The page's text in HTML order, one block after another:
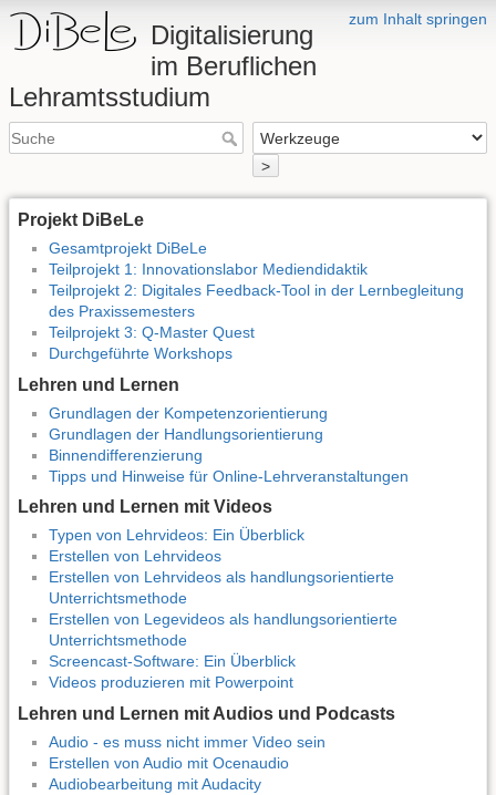
zum Inhalt springen
Digitalisierung
im Beruflichen
Lehramtsstudium
>
Projekt DiBeLe
Gesamtprojekt DiBeLe
Teilprojekt 1: Innovationslabor Mediendidaktik
Teilprojekt 2: Digitales Feedback-Tool in der Lernbegleitung
des Praxissemesters
Teilprojekt 3: Q-Master Quest
Durchgeführte Workshops
Lehren und Lernen
Grundlagen der Kompetenzorientierung
Grundlagen der Handlungsorientierung
Binnendifferenzierung
Tipps und Hinweise für Online-Lehrveranstaltungen
Lehren und Lernen mit Videos
Typen von Lehrvideos: Ein Überblick
Erstellen von Lehrvideos
Erstellen von Lehrvideos als handlungsorientierte
Unterrichtsmethode
Erstellen von Legevideos als handlungsorientierte
Unterrichtsmethode
Screencast-Software: Ein Überblick
Videos produzieren mit Powerpoint
Lehren und Lernen mit Audios und Podcasts
Audio - es muss nicht immer Video sein
Erstellen von Audio mit Ocenaudio
Audiobearbeitung mit Audacity